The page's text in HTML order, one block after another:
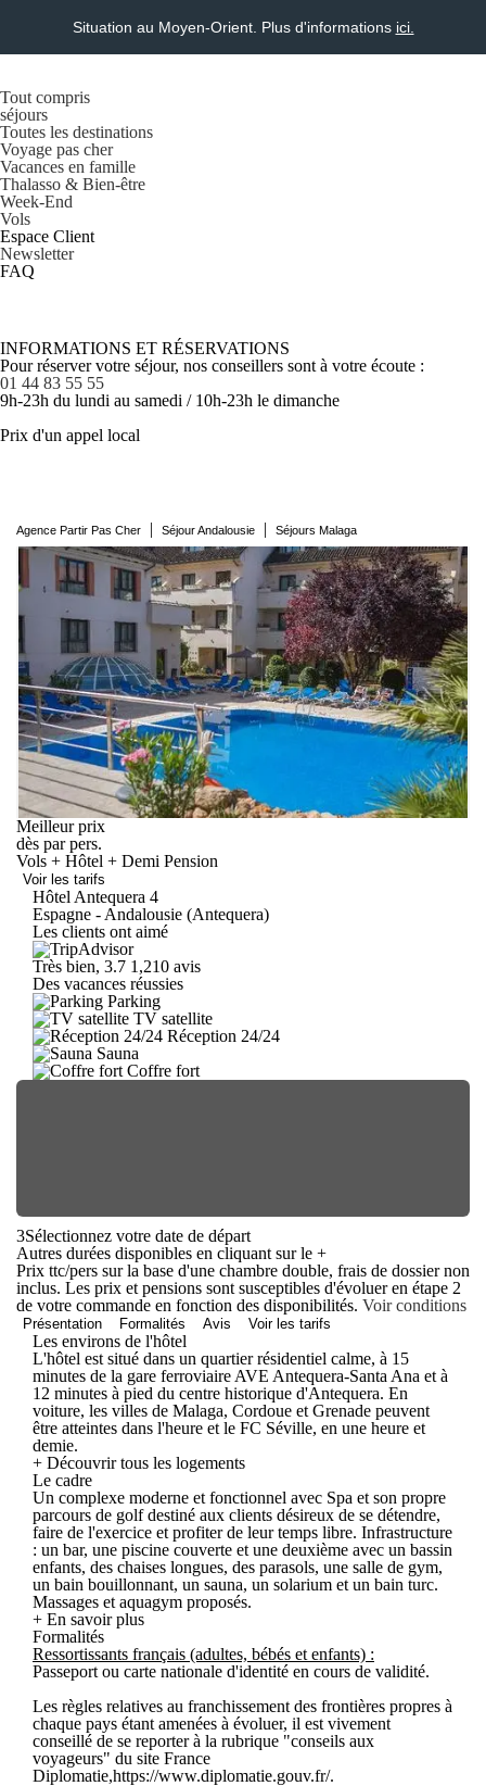
Situation au Moyen-Orient. Plus d'informations ici.
Tout compris
séjours
Toutes les destinations
Voyage pas cher
Vacances en famille
Thalasso & Bien-être
Week-End
Vols
Espace Client
Newsletter
FAQ
INFORMATIONS ET RÉSERVATIONS
Pour réserver votre séjour, nos conseillers sont à votre écoute :
01 44 83 55 55
9h-23h du lundi au samedi / 10h-23h le dimanche
Prix d'un appel local
Agence Partir Pas Cher | Séjour Andalousie | Séjours Malaga
Meilleur prix
dès par pers.
Vols + Hôtel + Demi Pension
Voir les tarifs
Hôtel Antequera 4
Espagne - Andalousie (Antequera)
Les clients ont aimé
Très bien, 3.7 1,210 avis
Des vacances réussies
Parking
TV satellite
Réception 24/24
Sauna
Coffre fort
3Sélectionnez votre date de départ
Autres durées disponibles en cliquant sur le +
Prix ttc/pers sur la base d'une chambre double, frais de dossier non
inclus. Les prix et pensions sont susceptibles d'évoluer en étape 2
de votre commande en fonction des disponibilités. Voir conditions
Présentation Formalités Avis Voir les tarifs
Les environs de l'hôtel
L'hôtel est situé dans un quartier résidentiel calme, à 15
minutes de la gare ferroviaire AVE Antequera-Santa Ana et à
12 minutes à pied du centre historique d'Antequera. En
voiture, les villes de Malaga, Cordoue et Grenade peuvent
être atteintes dans l'heure et le FC Séville, en une heure et
demie.
+ Découvrir tous les logements
Le cadre
Un complexe moderne et fonctionnel avec Spa et son propre
parcours de golf destiné aux clients désireux de se détendre,
faire de l'exercice et profiter de leur temps libre. Infrastructure
: un bar, une piscine couverte et une deuxième avec un bassin
enfants, des chaises longues, des parasols, une salle de gym,
un bain bouillonnant, un sauna, un solarium et un bain turc.
Massages et aquagym proposés.
+ En savoir plus
Formalités
Ressortissants français (adultes, bébés et enfants) :
Passeport ou carte nationale d'identité en cours de validité.
Les règles relatives au franchissement des frontières propres à
chaque pays étant amenées à évoluer, il est vivement
conseillé de se reporter à la rubrique "conseils aux
voyageurs" du site France
Diplomatie,https://www.diplomatie.gouv.fr/.